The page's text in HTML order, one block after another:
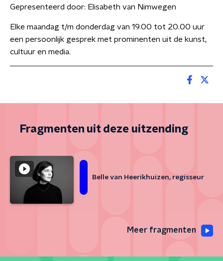
Gepresenteerd door: Elisabeth van Nimwegen
Elke maandag t/m donderdag van 19.00 tot 20.00 uur
een persoonlijk gesprek met prominenten uit de kunst,
cultuur en media.
Fragmenten uit deze uitzending
Belle van Heerikhuizen, regisseur
Meer fragmenten